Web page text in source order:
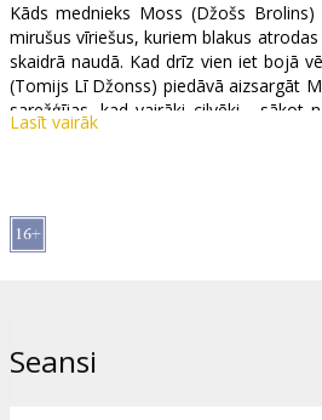
Kāds mednieks Moss (Džošs
mirušus vīriešus, kuriem blakus
skaidrā naudā. Kad drīz vien iet bojā
(Tomijs Lī Džonss) piedāvā aizsargāt
sarežģījas, kad vairāki cilvēki - sākot
pat bijušajiem īpašo uzdevumu
Lomās: Tommy Lee Jones, Javier
Scenārijs: Ethan Coen, Joel Coen
Lasīt vairāk
Seansi